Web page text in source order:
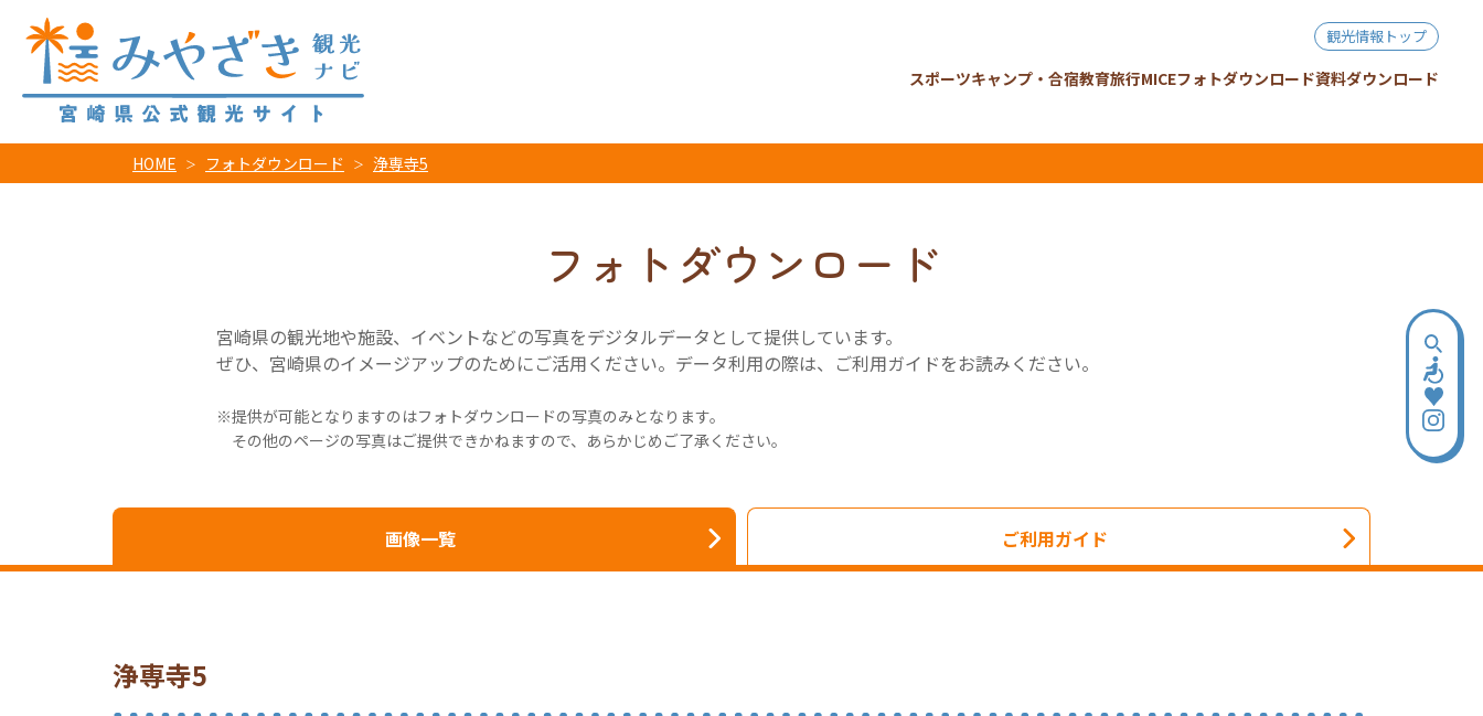
観光情報トップ
スポーツキャンプ・合宿教育旅行MICEフォトダウンロード資料ダウンロード
HOME フォトダウンロード 浄専寺5
フォトダウンロード
宮崎県の観光地や施設、イベントなどの写真をデジタルデータとして提供しています。
ぜひ、宮崎県のイメージアップのためにご活用ください。データ利用の際は、ご利用ガイドをお読みください。
提供が可能となりますのはフォトダウンロードの写真のみとなります。
その他のページの写真はご提供できかねますので、あらかじめご了承ください。
画像一覧 ご利用ガイド
浄専寺5